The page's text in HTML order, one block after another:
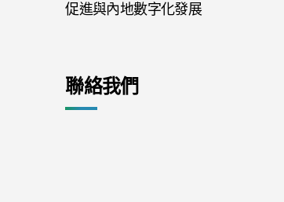
促進與內地數字化發展
聯絡我們